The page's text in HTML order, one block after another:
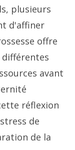
plusieurs
d'affiner
offre
avant
réflexion
de
de la